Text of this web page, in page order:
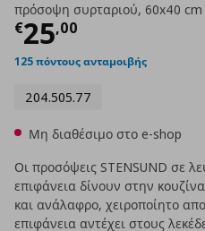
πρόσοψη συρταριού, 60x40 cm
€25,00
Τρέχουσα
125 πόντους ανταμοιβής
204.505.77
Μη διαθέσιμο στο e-shop
Οι προσόψεις STENSUND σε
επιφάνεια δίνουν στην
και ανάλαφρο, χειροποίητο
επιφάνεια αντέχει στους